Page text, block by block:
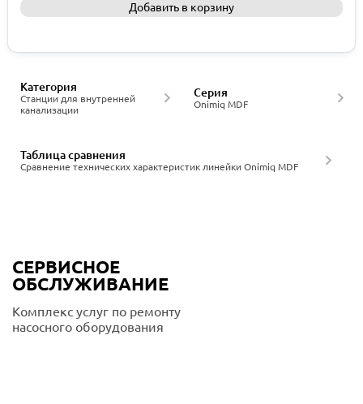
Добавить в корзину
Станции для внутренней
канализации
Категория
Onimiq MDF
Серия
Сравнение технических характеристик линейки Onimiq MDF
Таблица сравнения
СЕРВИСНОЕ
ОБСЛУЖИВАНИЕ
Комплекс услуг по ремонту
насосного оборудования